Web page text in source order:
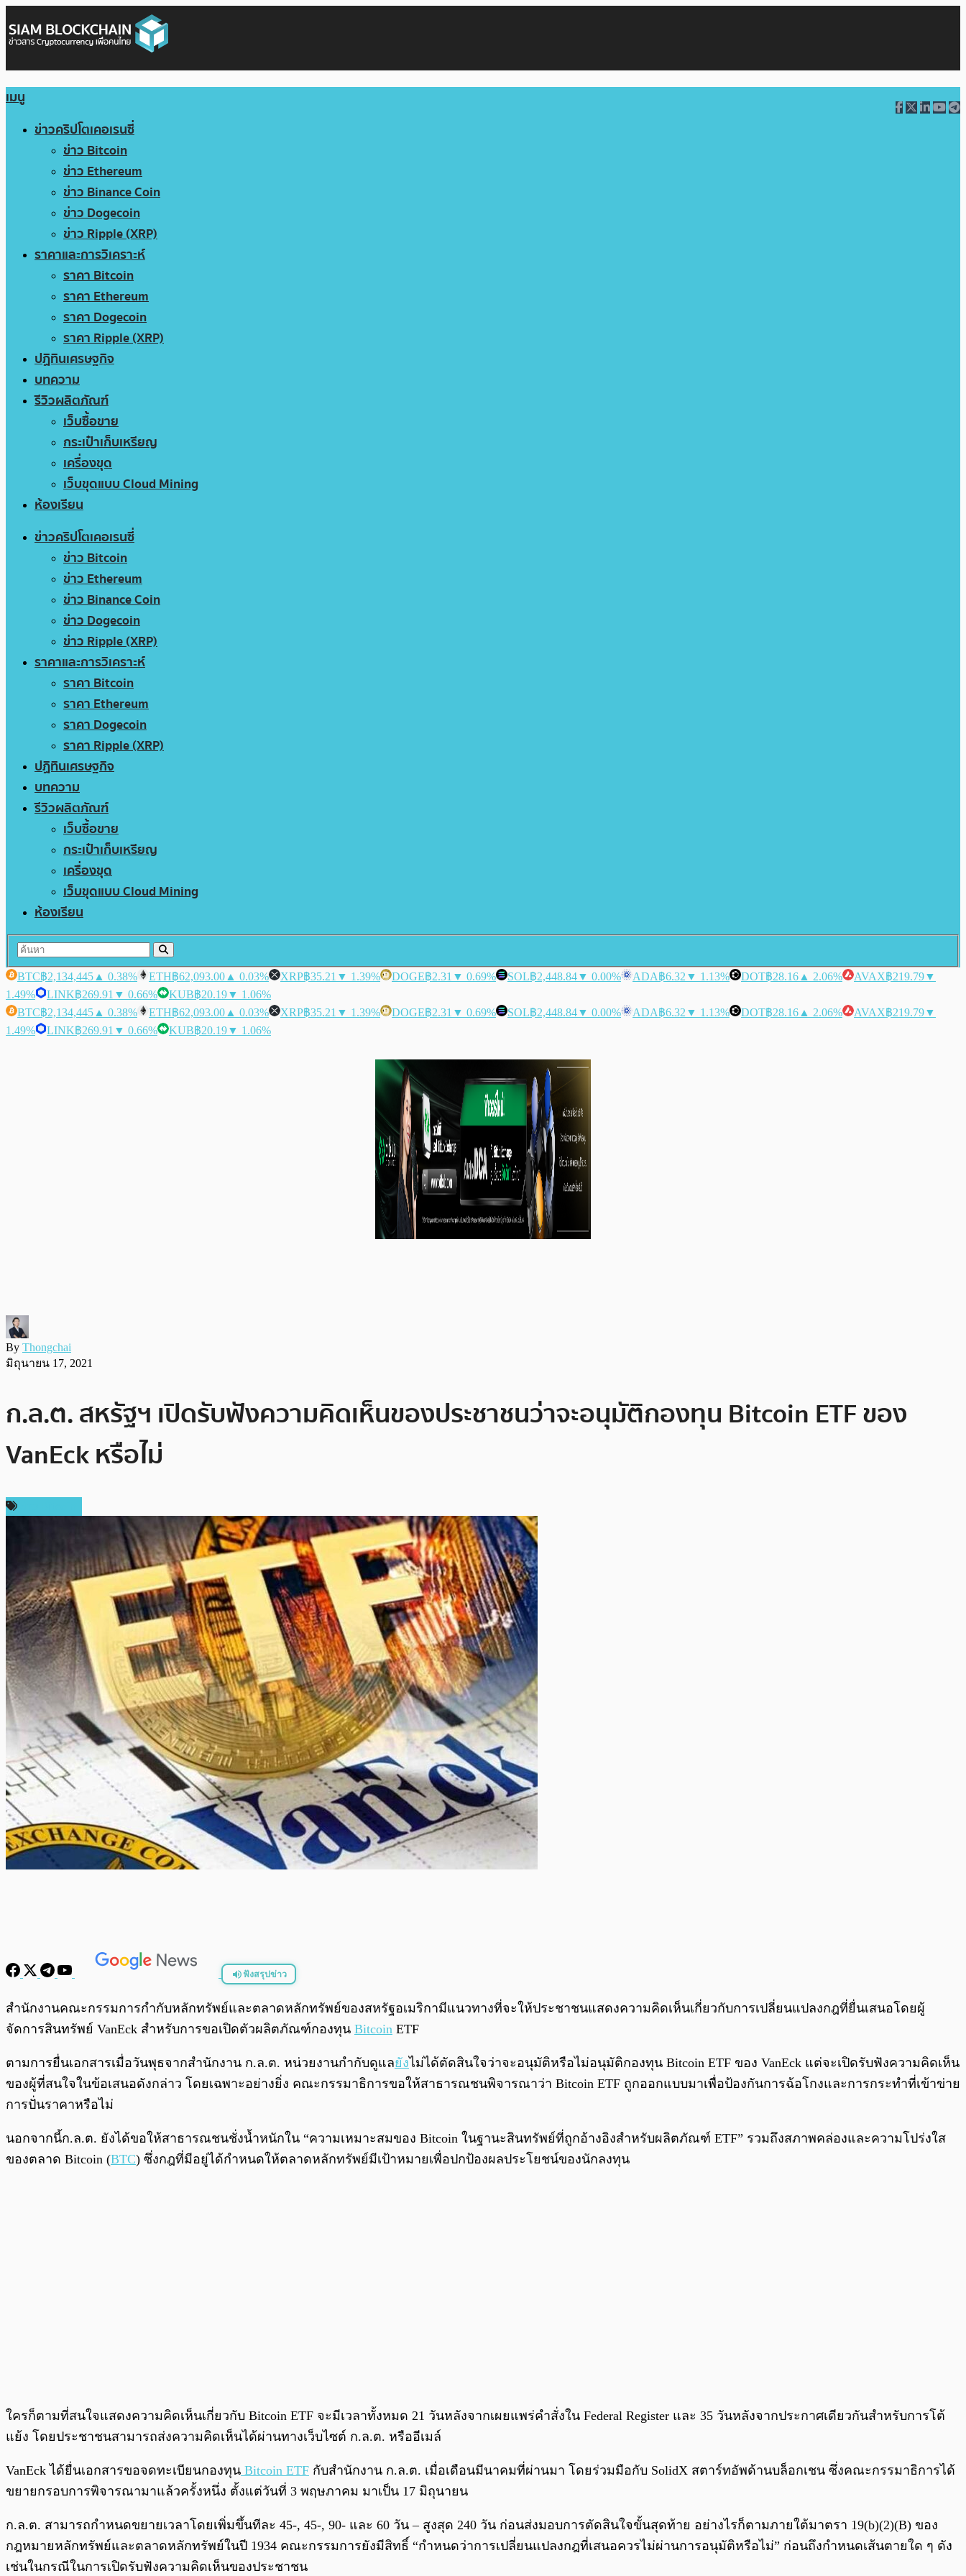
เมนู
ข่าวคริปโตเคอเรนซี่
ข่าว Bitcoin
ข่าว Ethereum
ข่าว Binance Coin
ข่าว Dogecoin
ข่าว Ripple (XRP)
ราคาและการวิเคราะห์
ราคา Bitcoin
ราคา Ethereum
ราคา Dogecoin
ราคา Ripple (XRP)
ปฏิทินเศรษฐกิจ
บทความ
รีวิวผลิตภัณฑ์
เว็บซื้อขาย
กระเป๋าเก็บเหรียญ
เครื่องขุด
เว็บขุดแบบ Cloud Mining
ห้องเรียน
ข่าวคริปโตเคอเรนซี่
ข่าว Bitcoin
ข่าว Ethereum
ข่าว Binance Coin
ข่าว Dogecoin
ข่าว Ripple (XRP)
ราคาและการวิเคราะห์
ราคา Bitcoin
ราคา Ethereum
ราคา Dogecoin
ราคา Ripple (XRP)
ปฏิทินเศรษฐกิจ
บทความ
รีวิวผลิตภัณฑ์
เว็บซื้อขาย
กระเป๋าเก็บเหรียญ
เครื่องขุด
เว็บขุดแบบ Cloud Mining
ห้องเรียน
BTC฿2,134,445 ▲ 0.38% ETH฿62,093.00 ▲ 0.03% XRP฿35.21 ▼ 1.39% DOGE฿2.31 ▼ 0.69% SOL฿2,448.84▼ 0.00% ADA฿6.32 ▼ 1.13% DOT฿28.16 ▲ 2.06% AVAX฿219.79▼
1.49%
LINK฿269.91 ▼ 0.66% KUB฿20.19▼ 1.06%
BTC฿2,134,445 ▲ 0.38% ETH฿62,093.00 ▲ 0.03% XRP฿35.21 ▼ 1.39% DOGE฿2.31 ▼ 0.69% SOL฿2,448.84▼ 0.00% ADA฿6.32 ▼ 1.13% DOT฿28.16 ▲ 2.06% AVAX฿219.79▼
1.49%
LINK฿269.91 ▼ 0.66% KUB฿20.19▼ 1.06%
By Thongchai
มิถุนายน 17, 2021
ก.ล.ต. สหรัฐฯ เปิดรับฟังความคิดเห็นของประชาชนว่าจะอนุมัติกองทุน Bitcoin ETF ของ
VanEck หรือไม่
ฟังสรุปข่าว
0:00
สำนักงานคณะกรรมการกำกับหลักทรัพย์และตลาดหลักทรัพย์ของสหรัฐอเมริกามีแนวทางที่จะให้ประชาชนแสดงความคิดเห็นเกี่ยวกับการเปลี่ยนแปลงกฎที่ยื่นเสนอโดยผู้
จัดการสินทรัพย์ VanEck สำหรับการขอเปิดตัวผลิตภัณฑ์กองทุน Bitcoin ETF
ตามการยื่นเอกสารเมื่อวันพุธจากสำนักงาน ก.ล.ต. หน่วยงานกำกับดูแลยังไม่ได้ตัดสินใจว่าจะอนุมัติหรือไม่อนุมัติกองทุน Bitcoin ETF ของ VanEck แต่จะเปิดรับฟังความคิดเห็น
ของผู้ที่สนใจในข้อเสนอดังกล่าว โดยเฉพาะอย่างยิ่ง คณะกรรมาธิการขอให้สาธารณชนพิจารณาว่า Bitcoin ETF ถูกออกแบบมาเพื่อป้องกันการฉ้อโกงและการกระทำที่เข้าข่าย
การปั่นราคาหรือไม่
นอกจากนี้ก.ล.ต. ยังได้ขอให้สาธารณชนชั่งน้ำหนักใน “ความเหมาะสมของ Bitcoin ในฐานะสินทรัพย์ที่ถูกอ้างอิงสำหรับผลิตภัณฑ์ ETF” รวมถึงสภาพคล่องและความโปร่งใส
ของตลาด Bitcoin (BTC) ซึ่งกฎที่มีอยู่ได้กำหนดให้ตลาดหลักทรัพย์มีเป้าหมายเพื่อปกป้องผลประโยชน์ของนักลงทุน
ใครก็ตามที่สนใจแสดงความคิดเห็นเกี่ยวกับ Bitcoin ETF จะมีเวลาทั้งหมด 21 วันหลังจากเผยแพร่คำสั่งใน Federal Register และ 35 วันหลังจากประกาศเดียวกันสำหรับการโต้
แย้ง โดยประชาชนสามารถส่งความคิดเห็นได้ผ่านทางเว็บไซต์ ก.ล.ต. หรืออีเมล์
VanEck ได้ยื่นเอกสารขอจดทะเบียนกองทุน Bitcoin ETF กับสำนักงาน ก.ล.ต. เมื่อเดือนมีนาคมที่ผ่านมา โดยร่วมมือกับ SolidX สตาร์ทอัพด้านบล็อกเชน ซึ่งคณะกรรมาธิการได้
ขยายกรอบการพิจารณามาแล้วครั้งหนึ่ง ตั้งแต่วันที่ 3 พฤษภาคม มาเป็น 17 มิถุนายน
ก.ล.ต. สามารถกำหนดขยายเวลาโดยเพิ่มขึ้นทีละ 45-, 45-, 90- และ 60 วัน – สูงสุด 240 วัน ก่อนส่งมอบการตัดสินใจขั้นสุดท้าย อย่างไรก็ตามภายใต้มาตรา 19(b)(2)(B) ของ
กฎหมายหลักทรัพย์และตลาดหลักทรัพย์ในปี 1934 คณะกรรมการยังมีสิทธิ์ “กำหนดว่าการเปลี่ยนแปลงกฎที่เสนอควรไม่ผ่านการอนุมัติหรือไม่” ก่อนถึงกำหนดเส้นตายใด ๆ ดัง
เช่นในกรณีในการเปิดรับฟังความคิดเห็นของประชาชน